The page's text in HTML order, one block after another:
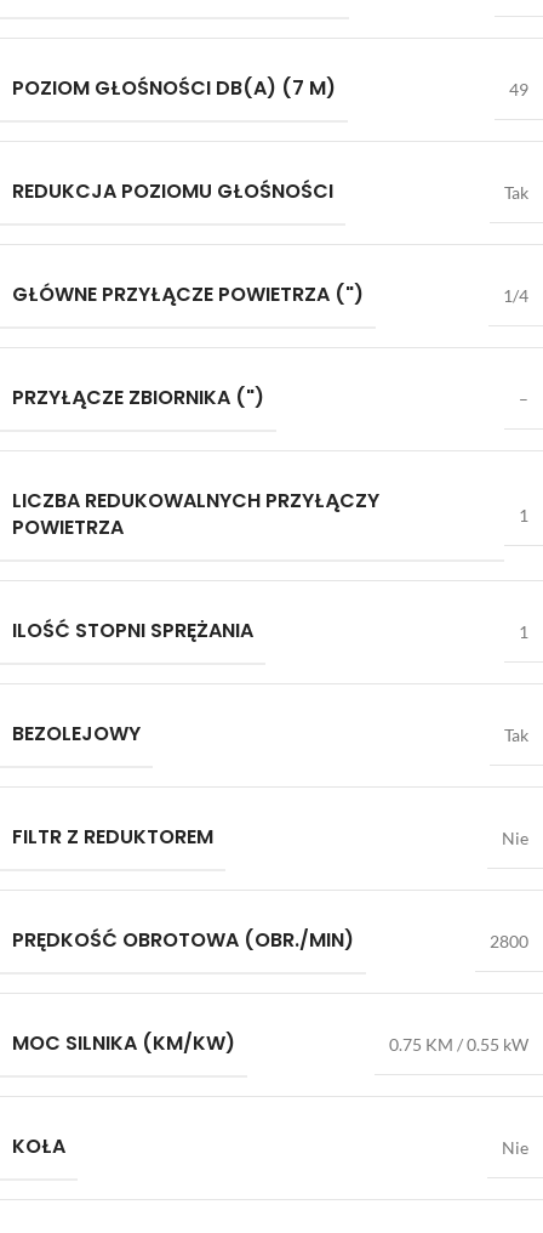
POZIOM GŁOŚNOŚCI DB(A) (7 M) 49
REDUKCJA POZIOMU GŁOŚNOŚCI Tak
GŁÓWNE PRZYŁĄCZE POWIETRZA (") 1/4
PRZYŁĄCZE ZBIORNIKA (") –
LICZBA REDUKOWALNYCH PRZYŁĄCZY
POWIETRZA
1
ILOŚĆ STOPNI SPRĘŻANIA 1
BEZOLEJOWY Tak
FILTR Z REDUKTOREM Nie
PRĘDKOŚĆ OBROTOWA (OBR./MIN) 2800
MOC SILNIKA (KM/KW) 0.75 KM / 0.55 kW
KOŁA Nie